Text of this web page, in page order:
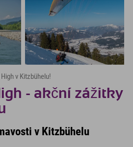
v Kitzbühelu!
- akční zážitky
v Kitzbühelu